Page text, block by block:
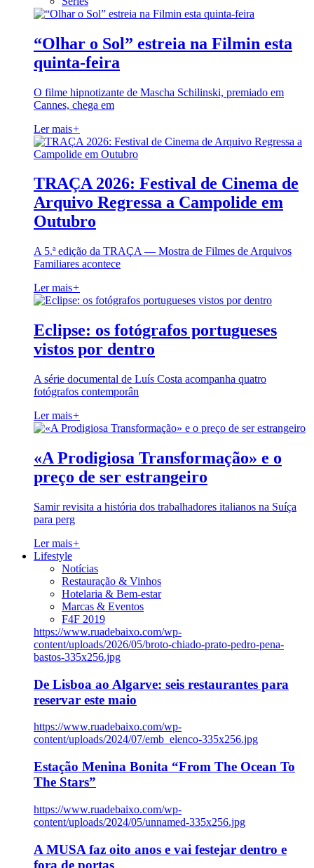
“Olhar o Sol” estreia na Filmin esta
quinta-feira
O filme hipnotizante de Mascha Schilinski, premiado em
Cannes, chega em
Ler mais+
TRAÇA 2026: Festival de Cinema de
Arquivo Regressa a Campolide em
Outubro
A 5.ª edição da TRAÇA — Mostra de Filmes de Arquivos
Familiares acontece
Ler mais+
Eclipse: os fotógrafos portugueses
vistos por dentro
A série documental de Luís Costa acompanha quatro
fotógrafos contemporân
Ler mais+
«A Prodigiosa Transformação» e o
preço de ser estrangeiro
Samir revisita a história dos trabalhadores italianos na Suíça
para perg
Ler mais+
Lifestyle
Notícias
Restauração & Vinhos
Hotelaria & Bem-estar
Marcas & Eventos
F4F 2019
https://www.ruadebaixo.com/wp-
content/uploads/2026/05/broto-chiado-prato-pedro-pena-
bastos-335x256.jpg
De Lisboa ao Algarve: seis restaurantes para
reservar este maio
https://www.ruadebaixo.com/wp-
content/uploads/2024/07/emb_elenco-335x256.jpg
Estação Menina Bonita “From The Ocean To
The Stars”
https://www.ruadebaixo.com/wp-
content/uploads/2024/05/unnamed-335x256.jpg
A MUSA faz oito anos e vai festejar dentro e
fora de portas